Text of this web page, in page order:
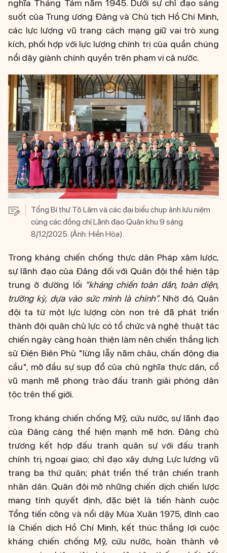
nghĩa Tháng Tám năm 1945. Dưới sự chỉ đạo sáng
suốt của Trung ương Đảng và Chủ tịch Hồ Chí Minh,
các lực lượng vũ trang cách mạng giữ vai trò xung
kích, phối hợp với lực lượng chính trị của quần chúng
nổi dậy giành chính quyền trên phạm vi cả nước.
Tổng Bí thư Tô Lâm và các đại biểu chụp ảnh lưu niệm
cùng các đồng chí Lãnh đạo Quân khu 9 sáng
8/12/2025. (Ảnh: Hiền Hòa).
Trong kháng chiến chống thực dân Pháp xâm lược,
sự lãnh đạo của Đảng đối với Quân đội thể hiện tập
trung ở đường lối “kháng chiến toàn dân, toàn diện,
trường kỳ, dựa vào sức mình là chính”.Nhờ đó, Quân
đội ta từ một lực lượng còn non trẻ đã phát triển
thành đội quân chủ lực có tổ chức và nghệ thuật tác
chiến ngày càng hoàn thiện làm nên chiến thắng lịch
sử Điện Biên Phủ "lừng lẫy năm châu, chấn động địa
cầu", mở đầu sự sụp đổ của chủ nghĩa thực dân, cổ
vũ mạnh mẽ phong trào đấu tranh giải phóng dân
tộc trên thế giới.
Trong kháng chiến chống Mỹ, cứu nước, sự lãnh đạo
của Đảng càng thể hiện mạnh mẽ hơn. Đảng chủ
trương kết hợp đấu tranh quân sự với đấu tranh
chính trị, ngoại giao; chỉ đạo xây dựng Lực lượng vũ
trang ba thứ quân; phát triển thế trận chiến tranh
nhân dân. Quân đội mở những chiến dịch chiến lược
mang tính quyết định, đặc biệt là tiến hành cuộc
Tổng tiến công và nổi dậy Mùa Xuân 1975, đỉnh cao
là Chiến dịch Hồ Chí Minh, kết thúc thắng lợi cuộc
kháng chiến chống Mỹ, cứu nước, hoàn thành vẻ